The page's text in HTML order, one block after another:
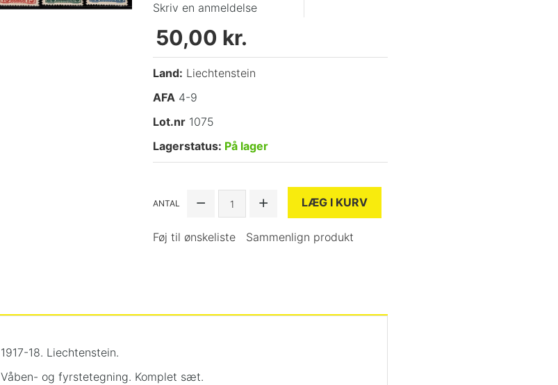
Skriv en anmeldelse
50,00 kr.
Land: Liechtenstein
AFA 4-9
Lot.nr 1075
Lagerstatus: På lager
ANTAL LÆG I KURV
Føj til ønskeliste Sammenlign produkt
1917-18. Liechtenstein.
Våben- og fyrstetegning. Komplet sæt.